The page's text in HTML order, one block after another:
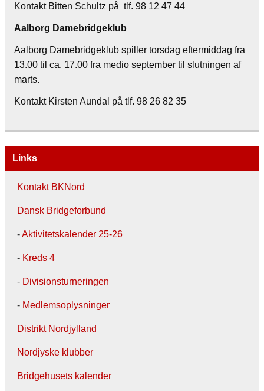
Kontakt Bitten Schultz på tlf. 98 12 47 44
Aalborg Damebridgeklub
Aalborg Damebridgeklub spiller torsdag eftermiddag fra
13.00 til ca. 17.00 fra medio september til slutningen af
marts.
Kontakt Kirsten Aundal på tlf. 98 26 82 35
Links
Kontakt BKNord
Dansk Bridgeforbund
-Aktivitetskalender 25-26
-Kreds 4
-Divisionsturneringen
- Medlemsoplysninger
Distrikt Nordjylland
Nordjyske klubber
Bridgehusets kalender